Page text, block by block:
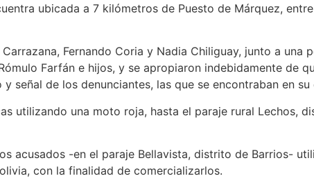
ubicada a 7 kilómetros de Puesto de Márquez,
Fernando Coria y Nadia Chiliguay, junto a una
Farfán e hijos, y se apropiaron indebidamente de
señal de los denunciantes, las que se encontraban en su
utilizando una moto roja, hasta el paraje rural Lechos,
acusados -en el paraje Bellavista, distrito de Barrios-
con la finalidad de comercializarlos.